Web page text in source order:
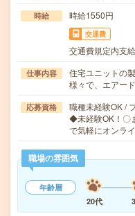
時給 時給1550円
交通費
交通費規定内支給
仕事内容
住宅ユニットの
様々で、エアー
応募資格
職種未経験OK /
◆未経験OK！〇
で気軽にオンラ
職場の雰囲気
年齢層
20代